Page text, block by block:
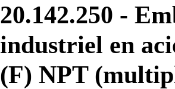
20.142.250 -
industriel en
(F) NPT